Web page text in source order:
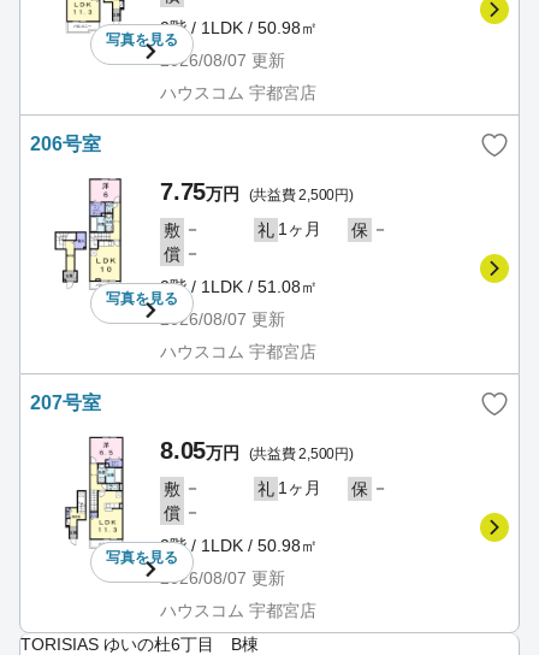
写真を見る
2階 / 1LDK / 50.98㎡
2026/08/07 更新
ハウスコム 宇都宮店
206号室
写真を見る
7.75万円 (共益費 2,500円)
敷 － 礼 1ヶ月 保 －
償 －
2階 / 1LDK / 51.08㎡
2026/08/07 更新
ハウスコム 宇都宮店
207号室
写真を見る
8.05万円 (共益費 2,500円)
敷 － 礼 1ヶ月 保 －
償 －
2階 / 1LDK / 50.98㎡
2026/08/07 更新
ハウスコム 宇都宮店
TORISIAS ゆいの杜6丁目 B棟